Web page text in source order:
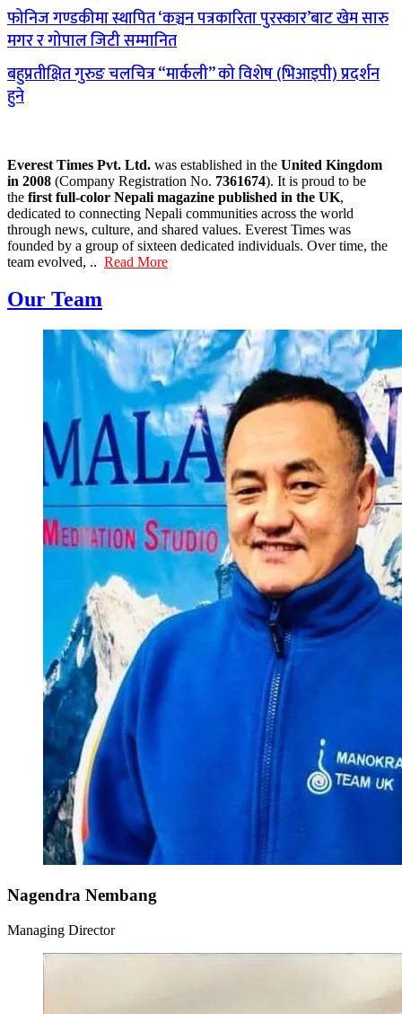
फोनिज गण्डकीमा स्थापित ‘कञ्चन पत्रकारिता पुरस्कार’बाट खेम सारु
मगर र गोपाल जिटी सम्मानित
बहुप्रतीक्षित गुरुङ चलचित्र “मार्कली” को विशेष (भिआइपी) प्रदर्शन
हुने
Everest Times Pvt. Ltd. was established in the United Kingdom
in 2008 (Company Registration No. 7361674). It is proud to be
the first full-color Nepali magazine published in the UK,
dedicated to connecting Nepali communities across the world
through news, culture, and shared values. Everest Times was
founded by a group of sixteen dedicated individuals. Over time, the
team evolved, .. Read More
Our Team
Nagendra Nembang
Managing Director